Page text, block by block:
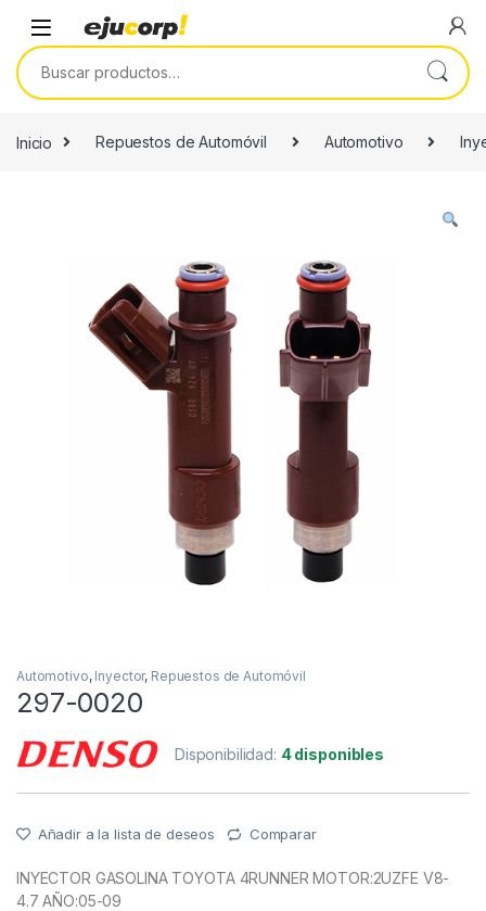
Buscar por:
Inicio Repuestos de Automóvil Automotivo
Automotivo, Inyector, Repuestos de Automóvil
297-0020
Disponibilidad: 4 disponibles
Añadir a la lista de deseos Comparar
INYECTOR GASOLINA TOYOTA 4RUNNER MOTOR:2UZFE V8-
4.7 AÑO:05-09